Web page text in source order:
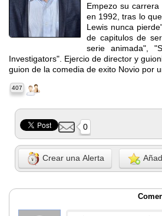
Empezo su
en 1992, tras lo
Lewis nunca
de capitulos de
serie animada",
Investigators". Ejercio de director y
guion de la comedia de exito Novio por
407
0
Crear una Alerta